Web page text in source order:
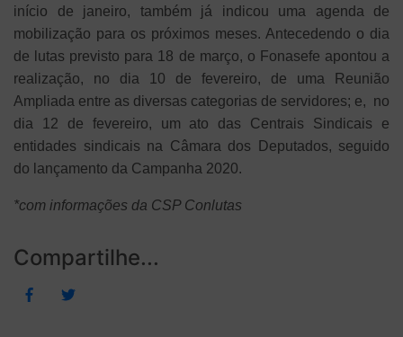
início de janeiro, também já indicou uma agenda de
mobilização para os próximos meses. Antecedendo o dia
de lutas previsto para 18 de março, o Fonasefe apontou a
realização, no dia 10 de fevereiro, de uma Reunião
Ampliada entre as diversas categorias de servidores; e, no
dia 12 de fevereiro, um ato das Centrais Sindicais e
entidades sindicais na Câmara dos Deputados, seguido
do lançamento da Campanha 2020.
*com informações da CSP Conlutas
Compartilhe...